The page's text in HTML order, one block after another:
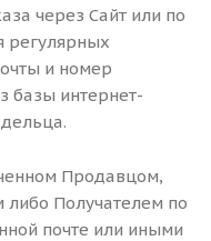
через Сайт или по
регулярных
и номер
базы интернет-
Продавцом,
либо Получателем по
почте или иными